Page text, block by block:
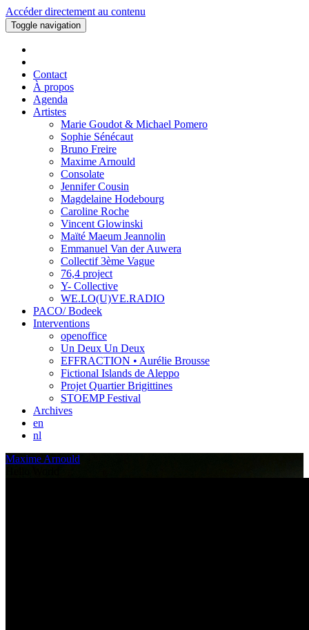
Accéder directement au contenu
Toggle navigation
Contact
À propos
Agenda
Artistes
Marie Goudot & Michael Pomero
Sophie Sénécaut
Bruno Freire
Maxime Arnould
Consolate
Jennifer Cousin
Magdelaine Hodebourg
Caroline Roche
Vincent Glowinski
Maïté Maeum Jeannolin
Emmanuel Van der Auwera
Collectif 3ème Vague
76,4 project
Y- Collective
WE.LO(U)VE.RADIO
PACO/ Bodeek
Interventions
openoffice
Un Deux Un Deux
EFFRACTION • Aurélie Brousse
Fictional Islands de Aleppo
Projet Quartier Brigittines
STOEMP Festival
Archives
en
nl
Maxime Arnould